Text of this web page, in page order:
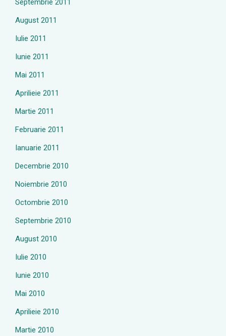
Septembrie 2011
August 2011
Iulie 2011
Iunie 2011
Mai 2011
Aprilieie 2011
Martie 2011
Februarie 2011
Ianuarie 2011
Decembrie 2010
Noiembrie 2010
Octombrie 2010
Septembrie 2010
August 2010
Iulie 2010
Iunie 2010
Mai 2010
Aprilieie 2010
Martie 2010